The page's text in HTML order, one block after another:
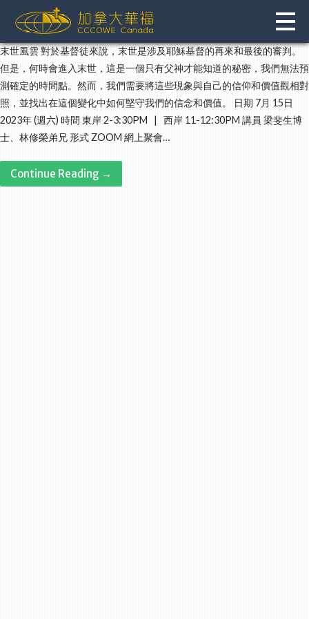
content
末世風雲 對於基督徒來說，末世是涉及耶穌基督的再來和最後的審判。
但是，何時會進入末世，這是一個只有父神才能知道的秘密，我們無法預
測確定的時間點。然而，我們需要將這些現象與自己的信仰和價值觀相對
照，並找出在這個變化中如何堅守我們的信念和價值。 日期 7月 15日
2023年 (週六) 時間 東岸 2-3:30PM | 西岸 11-12:30PM 講員 梁斐生博
士、林修榮弟兄 形式 ZOOM 網上聚會…
Continue Reading →